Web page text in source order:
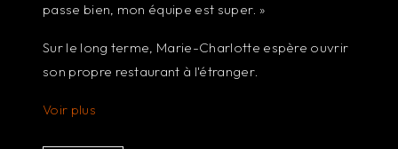
passe bien, mon équipe est super. »
Sur le long terme, Marie-Charlotte espère ouvrir
son propre restaurant à l'étranger.
Voir plus